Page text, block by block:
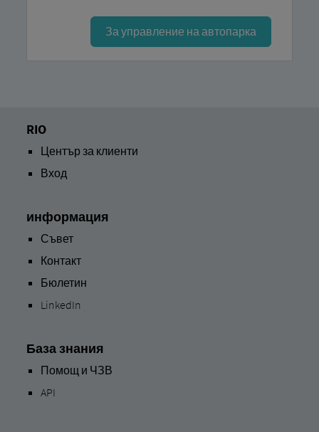
За управление на автопарка
RIO
Център за клиенти
Вход
информация
Съвет
Контакт
Бюлетин
LinkedIn
База знания
Помощ и ЧЗВ
API